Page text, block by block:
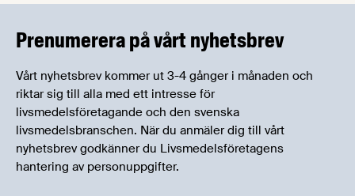
kan träffa branschkollegor och utbyta
Prenumerera på vårt nyhetsbrev
Vårt nyhetsbrev kommer ut 3-4 gånger i månaden och
riktar sig till alla med ett intresse för
livsmedelsföretagande och den svenska
livsmedelsbranschen. När du anmäler dig till vårt
nyhetsbrev godkänner du Livsmedelsföretagens
hantering av personuppgifter.